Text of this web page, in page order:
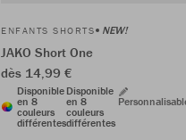
ENFANTS SHORTS NEW!
JAKO Short One
dès 14,99 €
Disponible
en 8
couleurs
différentes
Disponible
en 8
couleurs
différentes